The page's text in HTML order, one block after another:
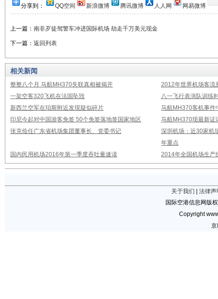
分享到： QQ空间 新浪微博 腾讯微博 人人网 网易微博
上一篇： 南非歹徒驾警车冲进国际机场 劫走千万美元现金
下一篇： 返回列表
相关新闻
整整八个月 马航MH370失联真相被揭开
2012年世界机场客流
一架空客320飞机在法国坠毁
八一飞行表演队训练
新西兰空军在珀斯附近发现疑似碎片
马航MH370客机事件
印尼今起对中国游客免签 50个免签落地签国家地区
马航MH370现最新证
张克俭任广东省机场集团董事长、党委书记
深圳机场：近30家机
年重点
国内民用机场2016年第一季度吞吐量速读
2014年全国机场生产
关于我们
法律声
国际空港信息网版
Copyright